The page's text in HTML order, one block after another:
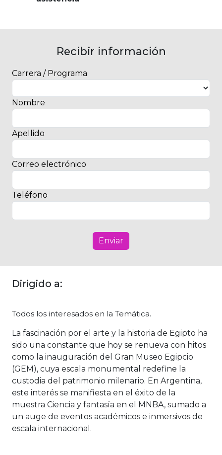
Recibir información
Carrera / Programa
Nombre
Apellido
Correo electrónico
Teléfono
Enviar
Dirigido a:
Todos los interesados en la Temática.
La fascinación por el arte y la historia de Egipto ha
sido una constante que hoy se renueva con hitos
como la inauguración del Gran Museo Egipcio
(GEM), cuya escala monumental redefine la
custodia del patrimonio milenario. En Argentina,
este interés se manifiesta en el éxito de la
muestra Ciencia y fantasía en el MNBA, sumado a
un auge de eventos académicos e inmersivos de
escala internacional.